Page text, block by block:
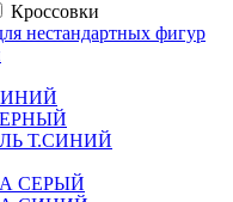
Кроссовки
нестандартных фигур
Т.СИНИЙ
СЕРЫЙ